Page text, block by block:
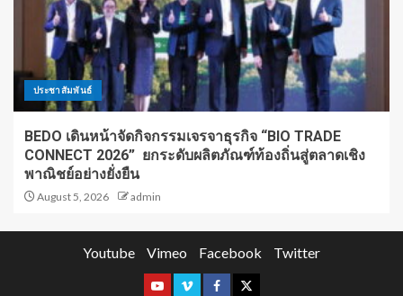
ประชาสัมพันธ์
BEDO เดินหน้าจัดกิจกรรมเจรจาธุรกิจ “BIO TRADE
CONNECT 2026” ยกระดับผลิตภัณฑ์ท้องถิ่นสู่ตลาดเชิง
พาณิชย์อย่างยั่งยืน
August 5, 2026 admin
Youtube Vimeo Facebook Twitter